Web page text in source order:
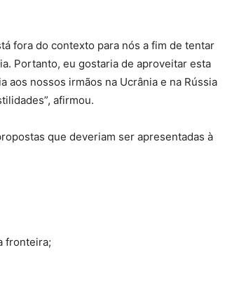
fora do contexto para nós a fim de tentar
Portanto, eu gostaria de aproveitar esta
aos nossos irmãos na Ucrânia e na Rússia
afirmou.
que deveriam ser apresentadas à
fronteira;